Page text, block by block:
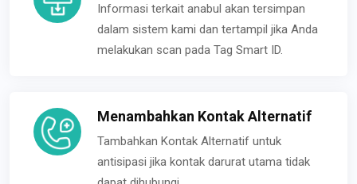
Informasi terkait anabul akan tersimpan
dalam sistem kami dan tertampil jika Anda
melakukan scan pada Tag Smart ID.
Menambahkan Kontak Alternatif
Tambahkan Kontak Alternatif untuk
antisipasi jika kontak darurat utama tidak